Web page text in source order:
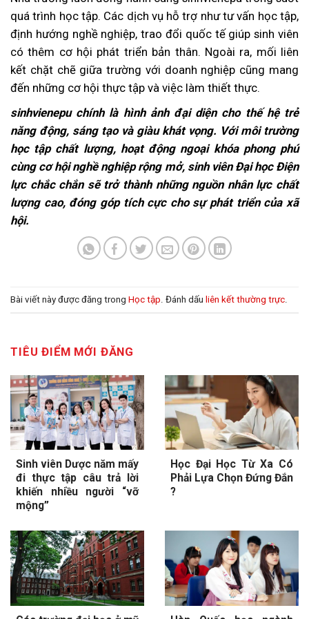
quá trình học tập. Các dịch vụ hỗ trợ như tư vấn học tập,
định hướng nghề nghiệp, trao đổi quốc tế giúp sinh viên
có thêm cơ hội phát triển bản thân. Ngoài ra, mối liên
kết chặt chẽ giữa trường với doanh nghiệp cũng mang
đến những cơ hội thực tập và việc làm thiết thực.
sinhvienepu chính là hình ảnh đại diện cho thế hệ trẻ
năng động, sáng tạo và giàu khát vọng. Với môi trường
học tập chất lượng, hoạt động ngoại khóa phong phú
cùng cơ hội nghề nghiệp rộng mở, sinh viên Đại học Điện
lực chắc chắn sẽ trở thành những nguồn nhân lực chất
lượng cao, đóng góp tích cực cho sự phát triển của xã
hội.
Bài viết này được đăng trong Học tập. Đánh dấu liên kết thường trực.
TIÊU ĐIỂM MỚI ĐĂNG
Sinh viên Dược năm mấy
đi thực tập câu trả lời
khiến nhiều người “vỡ
mộng”
Học Đại Học Từ Xa Có
Phải Lựa Chọn Đứng Đắn
?